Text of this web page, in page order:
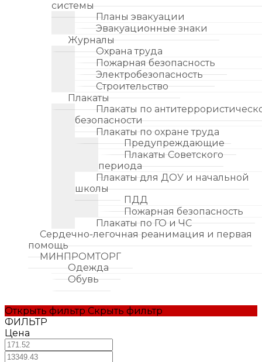
системы
Планы эвакуации
Эвакуационные знаки
Журналы
Охрана труда
Пожарная безопасность
Электробезопасность
Строительство
Плакаты
Плакаты по
безопасности
Плакаты по охране труда
Предупреждающие
Плакаты Советского
периода
Плакаты для ДОУ и начальной
школы
ПДД
Пожарная безопасность
Плакаты по ГО и ЧС
Сердечно-легочная реанимация и первая
помощь
МИНПРОМТОРГ
Одежда
Обувь
Открыть фильтр Скрыть фильтр
ФИЛЬТР
Цена